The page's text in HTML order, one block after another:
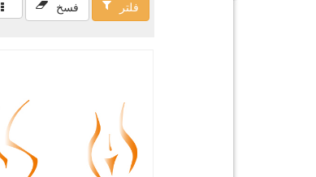
فلتر فسخ